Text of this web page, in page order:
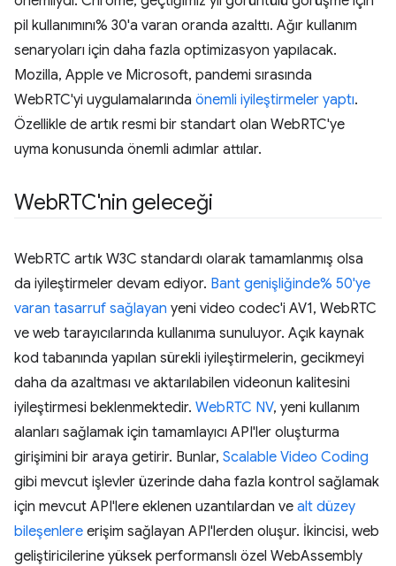
pil kullanımını% 30'a varan oranda azalttı. Ağır kullanım
senaryoları için daha fazla optimizasyon yapılacak.
Mozilla, Apple ve Microsoft, pandemi sırasında
WebRTC'yi uygulamalarında önemli iyileştirmeler yaptı.
Özellikle de artık resmi bir standart olan WebRTC'ye
uyma konusunda önemli adımlar attılar.
WebRTC'nin geleceği
WebRTC artık W3C standardı olarak tamamlanmış olsa
da iyileştirmeler devam ediyor. Bant genişliğinde% 50'ye
varan tasarruf sağlayan yeni video codec'i AV1, WebRTC
ve web tarayıcılarında kullanıma sunuluyor. Açık kaynak
kod tabanında yapılan sürekli iyileştirmelerin, gecikmeyi
daha da azaltması ve aktarılabilen videonun kalitesini
iyileştirmesi beklenmektedir. WebRTC NV, yeni kullanım
alanları sağlamak için tamamlayıcı API'ler oluşturma
girişimini bir araya getirir. Bunlar, Scalable Video Coding
gibi mevcut işlevler üzerinde daha fazla kontrol sağlamak
için mevcut API'lere eklenen uzantılardan ve alt düzey
bileşenlere erişim sağlayan API'lerden oluşur. İkincisi, web
geliştiricilerine yüksek performanslı özel WebAssembly